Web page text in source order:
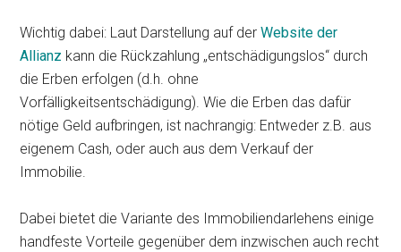
Wichtig dabei: Laut Darstellung auf derWebsite der
Allianz kann die Rückzahlung „entschädigungslos“ durch
die Erben erfolgen (d.h. ohne
Vorfälligkeitsentschädigung). Wie die Erben das dafür
nötige Geld aufbringen, ist nachrangig: Entweder z.B. aus
eigenem Cash, oder auch aus dem Verkauf der
Immobilie.
Dabei bietet die Variante des Immobiliendarlehens einige
handfeste Vorteile gegenüber dem inzwischen auch recht